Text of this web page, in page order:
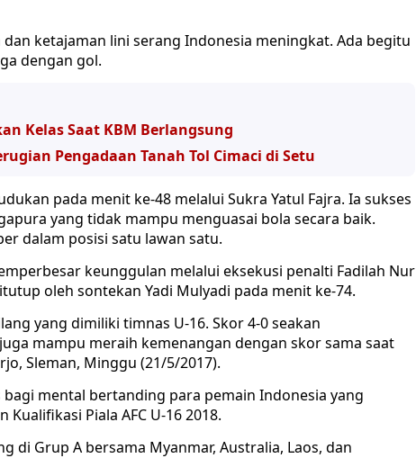
ketajaman lini serang Indonesia meningkat. Ada begitu
dengan gol.
Kelas Saat KBM Berlangsung
Pengadaan Tanah Tol Cimaci di Setu
pada menit ke-48 melalui Sukra Yatul Fajra. Ia sukses
yang tidak mampu menguasai bola secara baik.
dalam posisi satu lawan satu.
keunggulan melalui eksekusi penalti Fadilah Nur
oleh sontekan Yadi Mulyadi pada menit ke-74.
yang dimiliki timnas U-16. Skor 4-0 seakan
mampu meraih kemenangan dengan skor sama saat
Sleman, Minggu (21/5/2017).
mental bertanding para pemain Indonesia yang
Kualifikasi Piala AFC U-16 2018.
di Grup A bersama Myanmar, Australia, Laos, dan